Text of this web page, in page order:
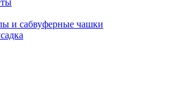
и сабвуферные чашки